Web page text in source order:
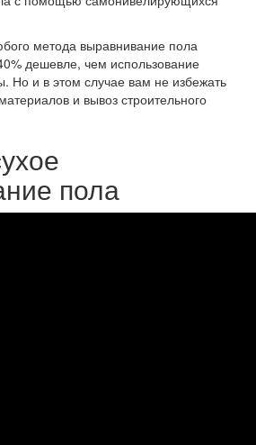
метода выравнивание пола
дешевле, чем использование
Но и в этом случае вам не избежать
и вывоз строительного
пола